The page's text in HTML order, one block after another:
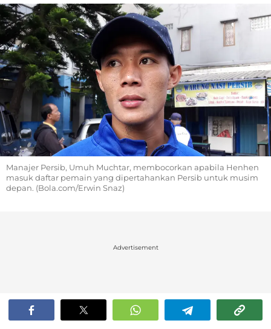
Manajer Persib, Umuh Muchtar, membocorkan apabila Henhen
masuk daftar pemain yang dipertahankan Persib untuk musim
depan. (Bola.com/Erwin Snaz)
Advertisement